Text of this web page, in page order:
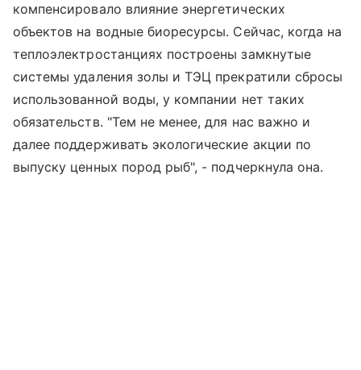
компенсировало влияние энергетических
объектов на водные биоресурсы. Сейчас, когда на
теплоэлектростанциях построены замкнутые
системы удаления золы и ТЭЦ прекратили сбросы
использованной воды, у компании нет таких
обязательств. "Тем не менее, для нас важно и
далее поддерживать экологические акции по
выпуску ценных пород рыб", - подчеркнула она.